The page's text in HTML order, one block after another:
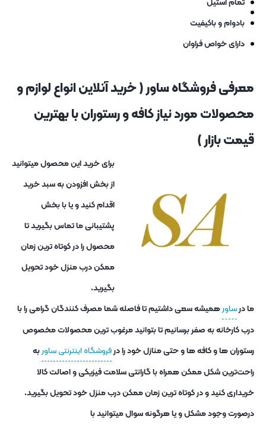
بادوام و باکیفیت
دارای خواص فراوان
معرفی فروشگاه ساور ( خرید آنلاین انواع لوازم و
محصولات مورد نیاز کافه و رستوران با بهترین
قیمت بازار )
برای خرید این محصول میتوانید
از بخش افزودن به سبد خرید
اقدام کنید و یا با بخش
پشتیبانی ما تماس بگیرید تا
محصول را در کوتاه ترین زمان
ممکن درب منزل خود تحویل
بگیرید.
ما درساورهمیشه سعی داشتیم تا فاصله شما مصرف کنندگان گرامی را با
درب کارخانه به صفر برسانیم تا بتوانید مرغوب ترین محصولات مخصوص
رستوران ها و کافه ها و حتی منازل خود را درفروشگاه اینترنتی ساوربه
راحت‌ترین شکل ممکن همراه با گارانتی سلامت فیزیکی و اصالت کالا
خریداری کنید و در کوتاه ترین زمان ممکن درب منزل خود تحویل بگیرید.
درصورت وجود مشکل و یا هرگونه سوال میتوانید با